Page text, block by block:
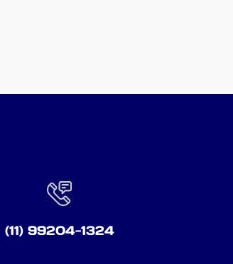
(11) 99204-1324